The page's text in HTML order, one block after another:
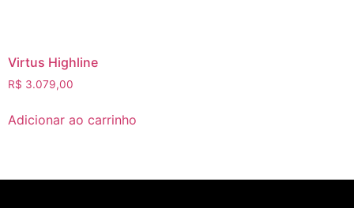
Virtus Highline
R$ 3.079,00
Adicionar ao carrinho